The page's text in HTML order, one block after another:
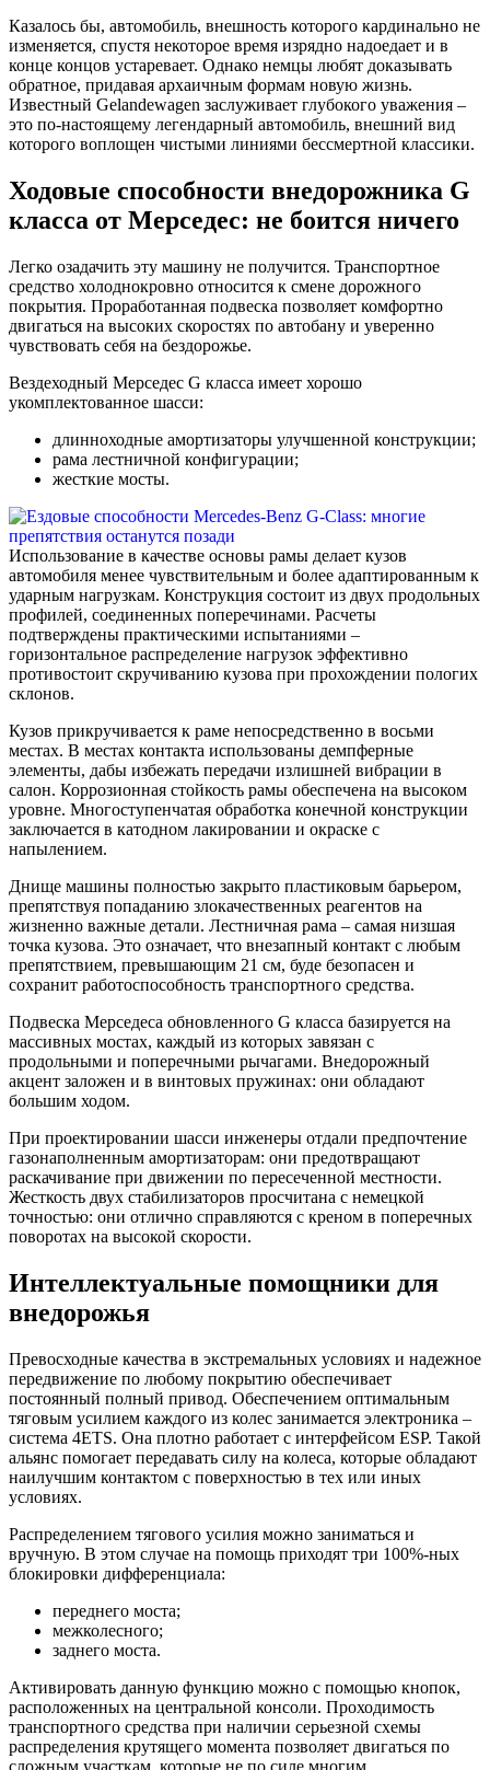
Казалось бы, автомобиль, внешность которого кардинально не
изменяется, спустя некоторое время изрядно надоедает и в
конце концов устаревает. Однако немцы любят доказывать
обратное, придавая архаичным формам новую жизнь.
Известный Gelandewagen заслуживает глубокого уважения –
это по-настоящему легендарный автомобиль, внешний вид
которого воплощен чистыми линиями бессмертной классики.
Ходовые способности внедорожника G
класса от Мерседес: не боится ничего
Легко озадачить эту машину не получится. Транспортное
средство холоднокровно относится к смене дорожного
покрытия. Проработанная подвеска позволяет комфортно
двигаться на высоких скоростях по автобану и уверенно
чувствовать себя на бездорожье.
Вездеходный Мерседес G класса имеет хорошо
укомплектованное шасси:
длинноходные амортизаторы улучшенной конструкции;
рама лестничной конфигурации;
жесткие мосты.
Использование в качестве основы рамы делает кузов
автомобиля менее чувствительным и более адаптированным к
ударным нагрузкам. Конструкция состоит из двух продольных
профилей, соединенных поперечинами. Расчеты
подтверждены практическими испытаниями –
горизонтальное распределение нагрузок эффективно
противостоит скручиванию кузова при прохождении пологих
склонов.
Кузов прикручивается к раме непосредственно в восьми
местах. В местах контакта использованы демпферные
элементы, дабы избежать передачи излишней вибрации в
салон. Коррозионная стойкость рамы обеспечена на высоком
уровне. Многоступенчатая обработка конечной конструкции
заключается в катодном лакировании и окраске с
напылением.
Днище машины полностью закрыто пластиковым барьером,
препятствуя попаданию злокачественных реагентов на
жизненно важные детали. Лестничная рама – самая низшая
точка кузова. Это означает, что внезапный контакт с любым
препятствием, превышающим 21 см, буде безопасен и
сохранит работоспособность транспортного средства.
Подвеска Мерседеса обновленного G класса базируется на
массивных мостах, каждый из которых завязан с
продольными и поперечными рычагами. Внедорожный
акцент заложен и в винтовых пружинах: они обладают
большим ходом.
При проектировании шасси инженеры отдали предпочтение
газонаполненным амортизаторам: они предотвращают
раскачивание при движении по пересеченной местности.
Жесткость двух стабилизаторов просчитана с немецкой
точностью: они отлично справляются с креном в поперечных
поворотах на высокой скорости.
Интеллектуальные помощники для
внедорожья
Превосходные качества в экстремальных условиях и надежное
передвижение по любому покрытию обеспечивает
постоянный полный привод. Обеспечением оптимальным
тяговым усилием каждого из колес занимается электроника –
система 4ETS. Она плотно работает с интерфейсом ESP. Такой
альянс помогает передавать силу на колеса, которые обладают
наилучшим контактом с поверхностью в тех или иных
условиях.
Распределением тягового усилия можно заниматься и
вручную. В этом случае на помощь приходят три 100%-ных
блокировки дифференциала:
переднего моста;
межколесного;
заднего моста.
Активировать данную функцию можно с помощью кнопок,
расположенных на центральной консоли. Проходимость
транспортного средства при наличии серьезной схемы
распределения крутящего момента позволяет двигаться по
сложным участкам, которые не по силе многим